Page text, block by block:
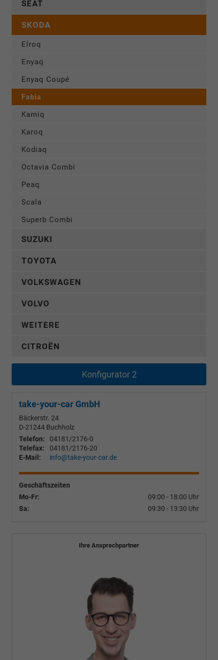
SEAT
SKODA
Elroq
Enyaq
Enyaq Coupé
Fabia
Kamiq
Karoq
Kodiaq
Octavia Combi
Peaq
Scala
Superb Combi
SUZUKI
TOYOTA
VOLKSWAGEN
VOLVO
WEITERE
CITROËN
Konfigurator 2
take-your-car GmbH
Bäckerstr. 24
D-21244 Buchholz
Telefon:
04181/2176-0
Telefax:
04181/2176-20
E-Mail:
info@take-your-car.de
Geschäftszeiten
Mo-Fr:
09:00 - 18:00 Uhr
Sa:
09:30 - 13:30 Uhr
Ihre Ansprechpartner